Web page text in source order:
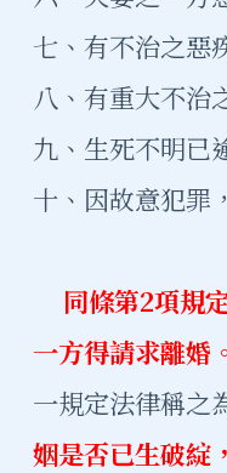
七、有不治之惡
八、有重大不治
九、生死不明已
十、因故意犯罪
同條第2項規
一方得請求離婚
一規定法律稱之
姻是否已生破綻